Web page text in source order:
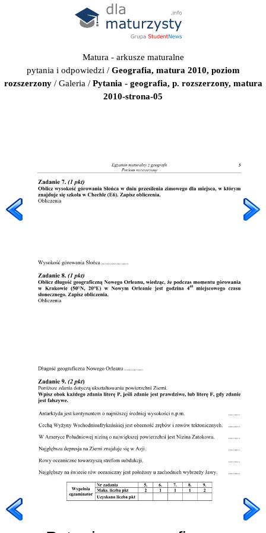
Matura - arkusze maturalne
pytania i odpowiedzi / Geografia, matura 2010, poziom
rozszerzony/ Galeria / Pytania - geografia, p. rozszerzony, matura
2010-strona-05